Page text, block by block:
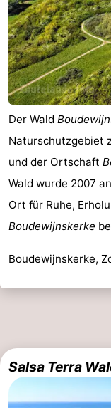
Der Wald
Naturschutzgebiet
und der Ortschaft
Wald wurde 2007
Ort für Ruhe,
Boudewijnskerke
Boudewijnskerke,
Salsa Terra